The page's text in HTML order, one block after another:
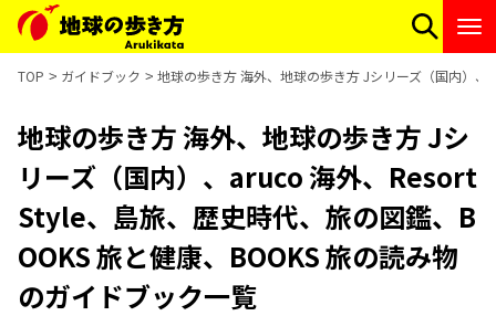
TOP ガイドブック 地球の歩き方 海外、地球の歩き方 Jシリーズ（国内）
地球の歩き方 海外、地球の歩き方 Jシ
リーズ（国内）、aruco 海外、Resort
Style、島旅、歴史時代、旅の図鑑、B
OOKS 旅と健康、BOOKS 旅の読み物
のガイドブック一覧